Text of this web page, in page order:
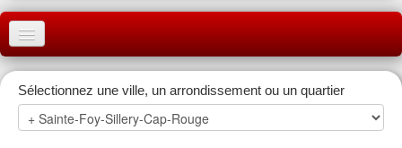
ACCUEIL
MONTRÉAL
QUÉBEC
Sélectionnez une ville, un arrondissement ou un quartier